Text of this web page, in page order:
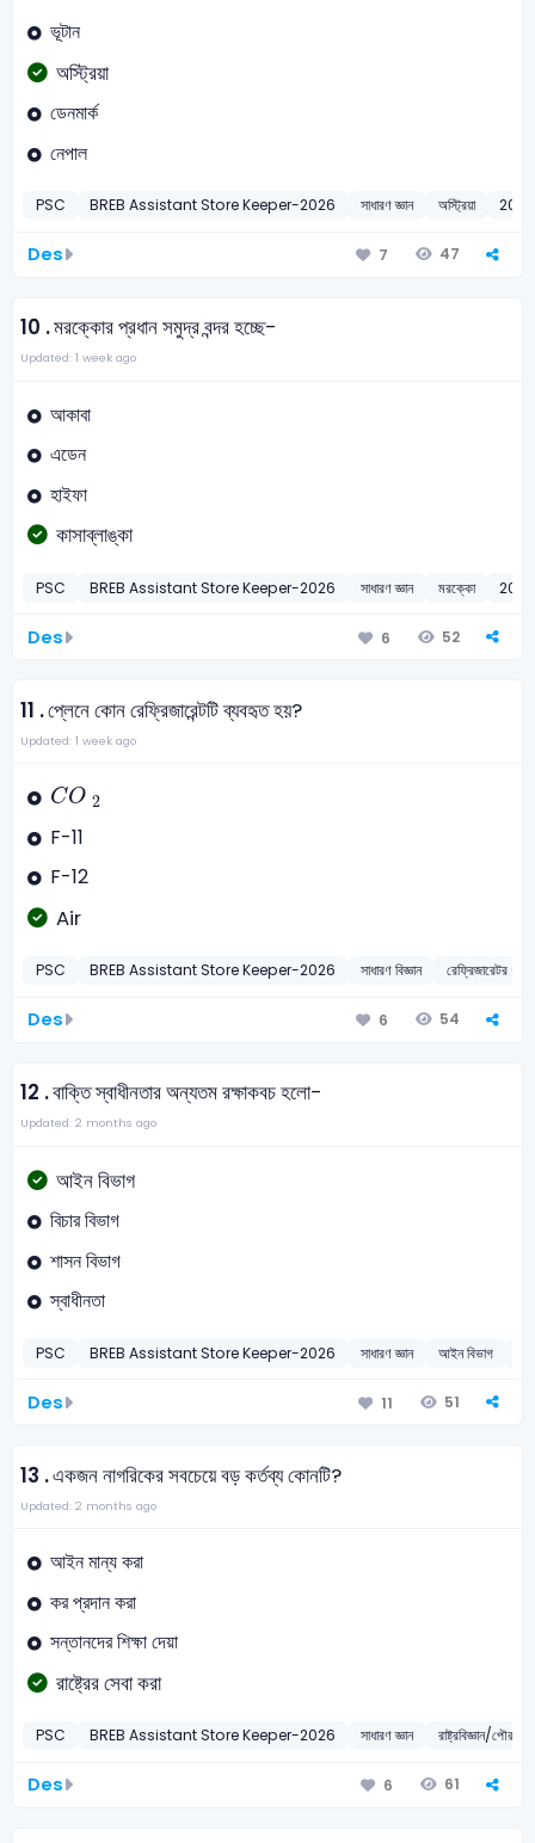
ভূটান
অস্ট্রিয়া
ডেনমার্ক
নেপাল
PSC BREB Assistant Store Keeper-2026 সাধারণ জ্ঞান অস্ট্রিয়া 2026
Des 7 47
10 .মরক্কোর প্রধান সমুদ্র বন্দর হচ্ছে-
Updated: 1 week ago
আকাবা
এডেন
হাইফা
কাসাব্লাঙ্কা
PSC BREB Assistant Store Keeper-2026 সাধারণ জ্ঞান মরক্কো 2026
Des 6 52
11 .প্লেনে কোন রেফ্রিজারেন্টটি ব্যবহৃত হয়?
Updated: 1 week ago
CO 2
CO 2
F-11
F-12
Air
PSC BREB Assistant Store Keeper-2026 সাধারণ বিজ্ঞান রেফ্রিজারেটর
Des 6 54
12 .বাক্তি স্বাধীনতার অন্যতম রক্ষাকবচ হলো-
Updated: 2 months ago
আইন বিভাগ
বিচার বিভাগ
শাসন বিভাগ
স্বাধীনতা
PSC BREB Assistant Store Keeper-2026 সাধারণ জ্ঞান আইন বিভাগ
Des 11 51
13 .একজন নাগরিকের সবচেয়ে বড় কর্তব্য কোনটি?
Updated: 2 months ago
আইন মান্য করা
কর প্রদান করা
সন্তানদের শিক্ষা দেয়া
রাষ্ট্রের সেবা করা
PSC BREB Assistant Store Keeper-2026 সাধারণ জ্ঞান রাষ্ট্রবিজ্ঞান/পৌরনীতি
Des 6 61